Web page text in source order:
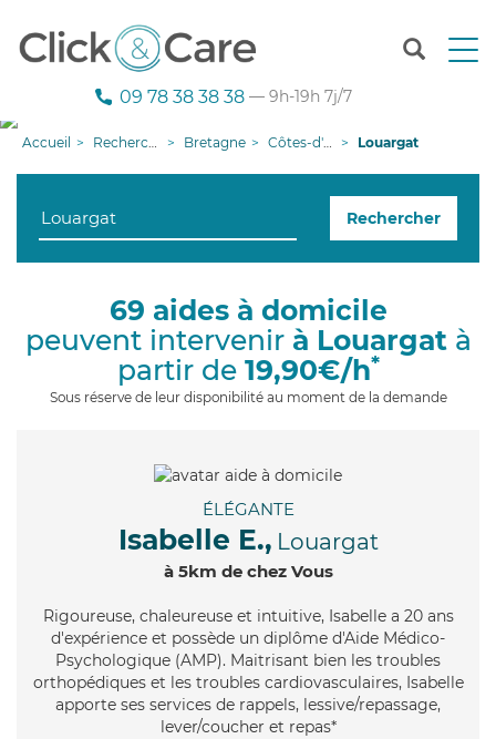
T
n
g
i
09 78 38 38 38 — 9h-19h 7j/7
Accueil Recherche aide à domicile Bretagne Côtes-d'armor Louargat
Rechercher
69 aides à domicile
peuvent intervenir à Louargatà
partir de 19,90€/h*
Sous réserve de leur disponibilité au moment de la demande
ÉLÉGANTE
Isabelle E., Louargat
à 5km de chez Vous
Rigoureuse, chaleureuse et intuitive, Isabelle a 20 ans
d'expérience et possède un diplôme d'Aide Médico-
Psychologique (AMP). Maitrisant bien les troubles
orthopédiques et les troubles cardiovasculaires, Isabelle
apporte ses services de rappels, lessive/repassage,
lever/coucher et repas*